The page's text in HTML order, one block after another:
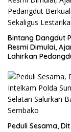
Bintang Dangdut
Resmi Dimulai,
Lahirkan
Lestarikan
Peduli Sesama,